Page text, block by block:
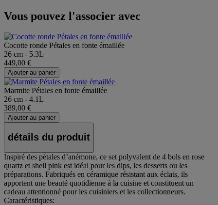
Vous pouvez l'associer avec
Cocotte ronde Pétales en fonte émaillée
26 cm - 5.3L
449,00 €
Ajouter au panier
Marmite Pétales en fonte émaillée
26 cm - 4.1L
389,00 €
Ajouter au panier
détails du produit
Inspiré des pétales d’anémone, ce set polyvalent de 4 bols en rose
quartz et shell pink est idéal pour les dips, les desserts ou les
préparations. Fabriqués en céramique résistant aux éclats, ils
apportent une beauté quotidienne à la cuisine et constituent un
cadeau attentionné pour les cuisiniers et les collectionneurs.
Caractéristiques: